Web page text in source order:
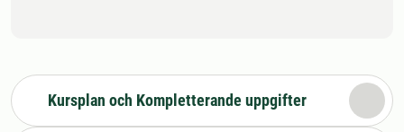
Kursplan och Kompletterande uppgifter